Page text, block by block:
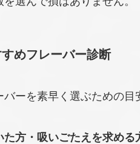
めフレーバー診断
バーを素早く選ぶための目
た方・吸いごたえを求める